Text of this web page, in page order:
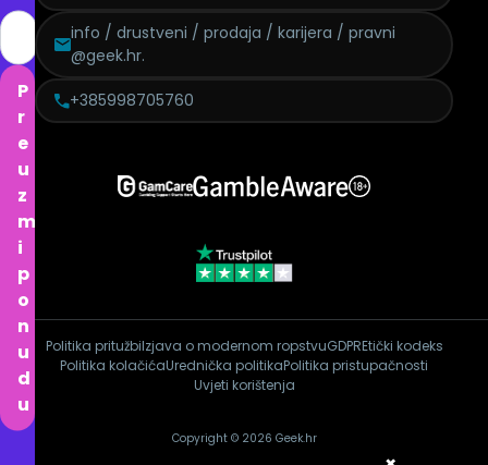
P
r
e
u
z
m
i
p
o
n
u
d
u
info / drustveni / prodaja / karijera / pravni
@geek.hr.
+385998705760
Politika pritužbiIzjava o modernom ropstvuGDPREtički kodeks
Politika kolačićaUrednička politikaPolitika pristupačnosti
Uvjeti korištenja
Copyright © 2026 Geek.hr